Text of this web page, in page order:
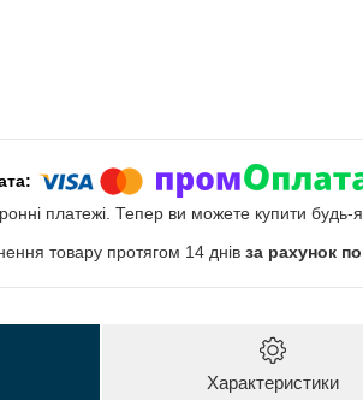
платежі. Тепер ви можете купити
товару протягом 14 днів за рахунок
Характеристики